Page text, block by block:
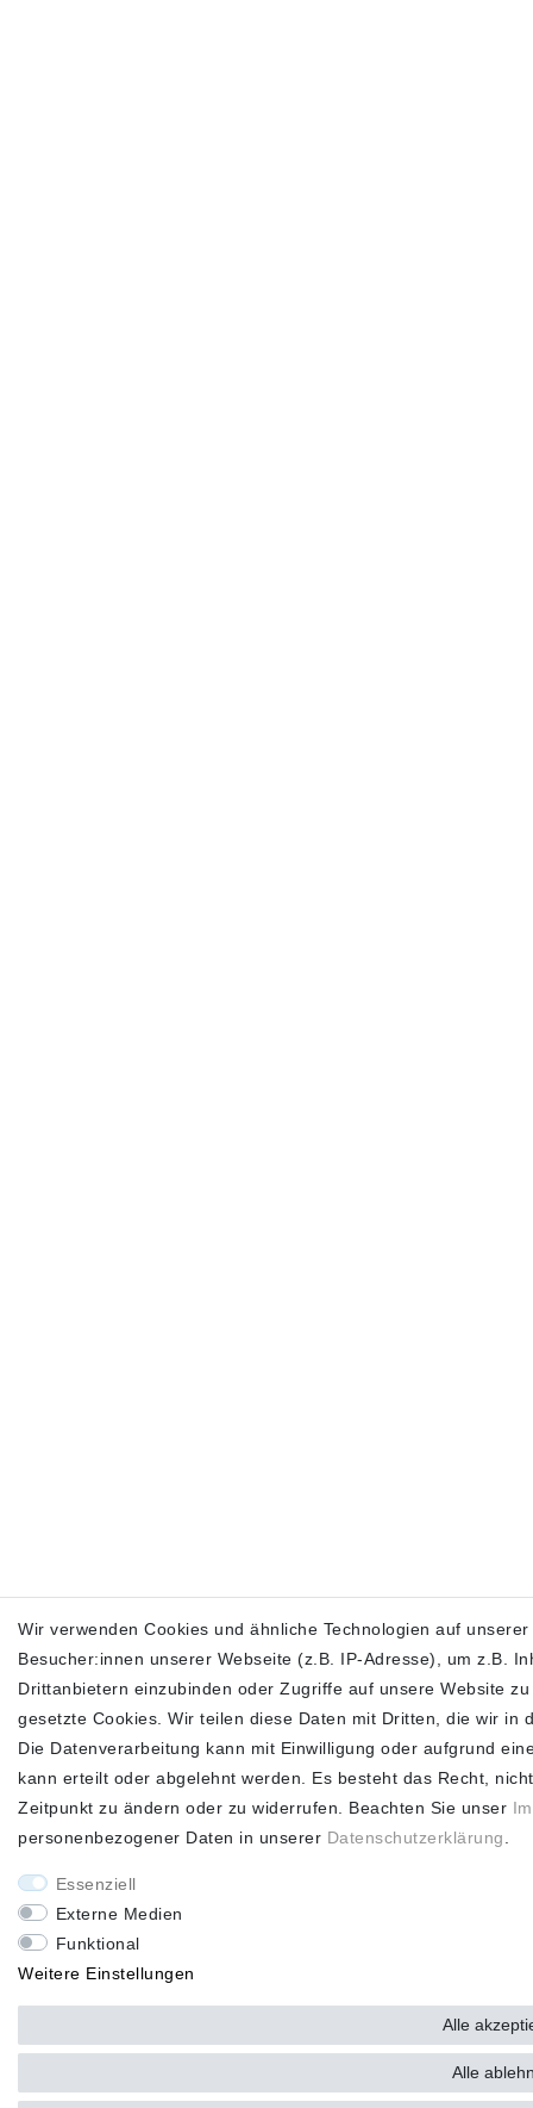
Wir verwenden Cookies und ähnliche Technologien auf
Besucher:innen unserer Webseite (z.B. IP-Adresse), um z.B.
Drittanbietern einzubinden oder Zugriffe auf unsere Website
gesetzte Cookies. Wir teilen diese Daten mit Dritten, die wir in
Die Datenverarbeitung kann mit Einwilligung oder aufgrund
kann erteilt oder abgelehnt werden. Es besteht das Recht,
Zeitpunkt zu ändern oder zu widerrufen. Beachten Sie unser
personenbezogener Daten in unserer Daten­schutz­erklärung
Essenziell
Externe Medien
Funktional
Weitere Einstellungen
Alle
Alle